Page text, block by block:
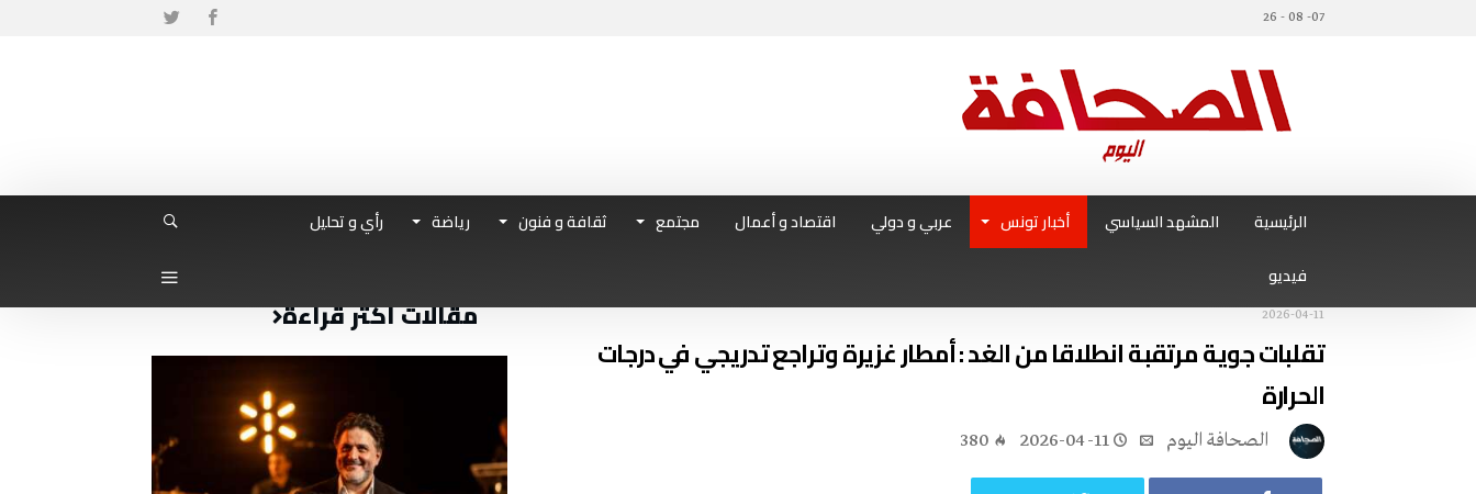
07- 08 - 26
الرئيسية المشهد السياسي أخبار تونس عربي و دولي اقتصاد و أعمال مجتمع ثقافة و فنون رياضة
رأي و تحليل
فيديو
2026-04-11
تقلبات جوية مرتقبة انطلاقا من الغد : أمطار غزيرة وتراجع تدريجي في درجات
الحرارة
2026-04-11
380
مقالات أكثر قراءة